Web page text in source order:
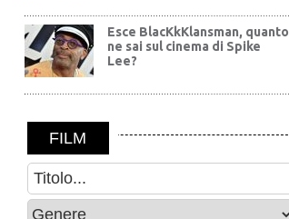
Esce BlacKkKlansman, quanto
ne sai sul cinema di Spike
Lee?